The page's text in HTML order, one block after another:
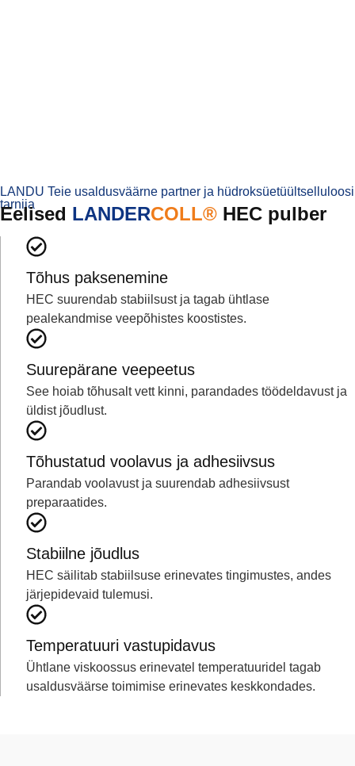
LANDU Teie usaldusväärne partner ja hüdroksüetüültselluloosi
tarnija
Eelised LANDERCOLL® HEC pulber
Tõhus paksenemine
HEC suurendab stabiilsust ja tagab ühtlase
pealekandmise veepõhistes koostistes.
Suurepärane veepeetus
See hoiab tõhusalt vett kinni, parandades töödeldavust ja
üldist jõudlust.
Tõhustatud voolavus ja adhesiivsus
Parandab voolavust ja suurendab adhesiivsust
preparaatides.
Stabiilne jõudlus
HEC säilitab stabiilsuse erinevates tingimustes, andes
järjepidevaid tulemusi.
Temperatuuri vastupidavus
Ühtlane viskoossus erinevatel temperatuuridel tagab
usaldusväärse toimimise erinevates keskkondades.